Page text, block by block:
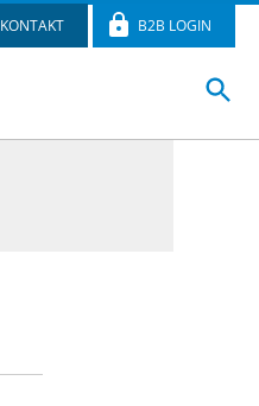
KONTAKT B2B LOGIN